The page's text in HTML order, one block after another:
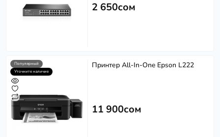
2 650сом
Популярный
Уточните наличие
Принтер All-In-One Epson L222
11 900сом